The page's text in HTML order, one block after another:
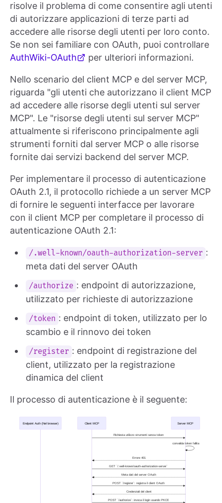
risolve il problema di come consentire agli utenti
di autorizzare applicazioni di terze parti ad
accedere alle risorse degli utenti per loro conto.
Se non sei familiare con OAuth, puoi controllare
AuthWiki-OAuth
per ulteriori informazioni.
Nello scenario del client MCP e del server MCP,
riguarda "gli utenti che autorizzano il client MCP
ad accedere alle risorse degli utenti sul server
MCP". Le "risorse degli utenti sul server MCP"
attualmente si riferiscono principalmente agli
strumenti forniti dal server MCP o alle risorse
fornite dai servizi backend del server MCP.
Per implementare il processo di autenticazione
OAuth 2.1, il protocollo richiede a un server MCP
di fornire le seguenti interfacce per lavorare
con il client MCP per completare il processo di
autenticazione OAuth 2.1:
/.well-known/oauth-authorization-server :
meta dati del server OAuth
/authorize : endpoint di autorizzazione,
utilizzato per richieste di autorizzazione
/token : endpoint di token, utilizzato per lo
scambio e il rinnovo dei token
/register : endpoint di registrazione del
client, utilizzato per la registrazione
dinamica del client
Il processo di autenticazione è il seguente: